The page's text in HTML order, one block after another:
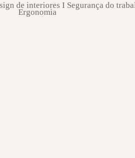
de interiores I Segurança do
Ergonomia